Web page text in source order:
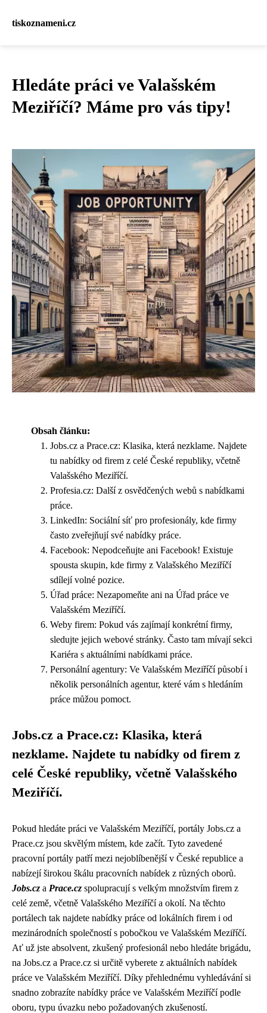
tiskoznameni.cz
Hledáte práci ve Valašském
Meziříčí? Máme pro vás tipy!
Obsah článku:
Jobs.cz a Prace.cz: Klasika, která nezklame. Najdete
tu nabídky od firem z celé České republiky, včetně
Valašského Meziříčí.
Profesia.cz: Další z osvědčených webů s nabídkami
práce.
LinkedIn: Sociální síť pro profesionály, kde firmy
často zveřejňují své nabídky práce.
Facebook: Nepodceňujte ani Facebook! Existuje
spousta skupin, kde firmy z Valašského Meziříčí
sdílejí volné pozice.
Úřad práce: Nezapomeňte ani na Úřad práce ve
Valašském Meziříčí.
Weby firem: Pokud vás zajímají konkrétní firmy,
sledujte jejich webové stránky. Často tam mívají sekci
Kariéra s aktuálními nabídkami práce.
Personální agentury: Ve Valašském Meziříčí působí i
několik personálních agentur, které vám s hledáním
práce můžou pomoct.
Jobs.cz a Prace.cz: Klasika, která
nezklame. Najdete tu nabídky od firem z
celé České republiky, včetně Valašského
Meziříčí.
Pokud hledáte práci ve Valašském Meziříčí, portály Jobs.cz a
Prace.cz jsou skvělým místem, kde začít. Tyto zavedené
pracovní portály patří mezi nejoblíbenější v České republice a
nabízejí širokou škálu pracovních nabídek z různých oborů.
Jobs.cz a Prace.cz spolupracují s velkým množstvím firem z
celé země, včetně Valašského Meziříčí a okolí. Na těchto
portálech tak najdete nabídky práce od lokálních firem i od
mezinárodních společností s pobočkou ve Valašském Meziříčí.
Ať už jste absolvent, zkušený profesionál nebo hledáte brigádu,
na Jobs.cz a Prace.cz si určitě vyberete z aktuálních nabídek
práce ve Valašském Meziříčí. Díky přehlednému vyhledávání si
snadno zobrazíte nabídky práce ve Valašském Meziříčí podle
oboru, typu úvazku nebo požadovaných zkušeností.